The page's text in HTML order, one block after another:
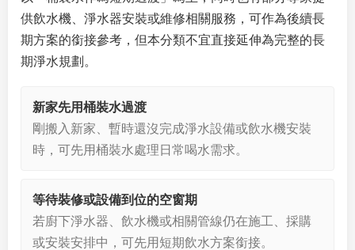
供飲水機、淨水器安裝或維修相關服務，可作為後續長
期方案的銜接參考，但本分類不宜直接延伸為完整的長
期淨水規劃。
新家先用桶裝水過渡
剛搬入新家、暫時還沒完成淨水設備或飲水機安裝
時，可先用桶裝水處理日常喝水需求。
等待裝修或設備到位的空窗期
若廚下淨水器、飲水機或相關管線仍在施工、採購
或安裝安排中，可先用短期飲水方案銜接。